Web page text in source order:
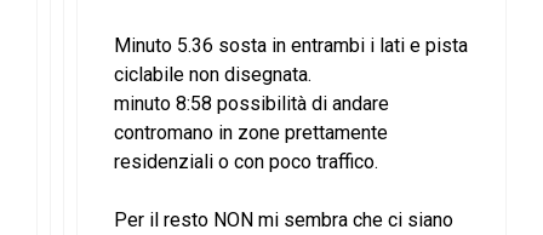
Minuto 5.36 sosta in entrambi i lati e pista
ciclabile non disegnata.
minuto 8:58 possibilità di andare
contromano in zone prettamente
residenziali o con poco traffico.
Per il resto NON mi sembra che ci siano